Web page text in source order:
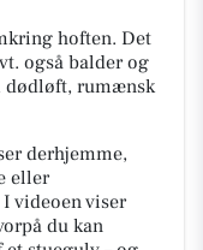
hoften. Det
også balder og
dødløft, rumænsk
derhjemme,
eller
videoen viser
du kan